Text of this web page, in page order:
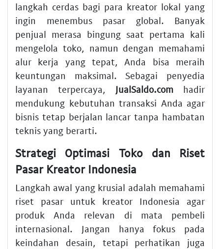
langkah cerdas bagi para kreator lokal yang
ingin menembus pasar global. Banyak
penjual merasa bingung saat pertama kali
mengelola toko, namun dengan memahami
alur kerja yang tepat, Anda bisa meraih
keuntungan maksimal. Sebagai penyedia
layanan terpercaya, JualSaldo.com hadir
mendukung kebutuhan transaksi Anda agar
bisnis tetap berjalan lancar tanpa hambatan
teknis yang berarti.
Strategi Optimasi Toko dan Riset
Pasar Kreator Indonesia
Langkah awal yang krusial adalah memahami
riset pasar untuk kreator Indonesia agar
produk Anda relevan di mata pembeli
internasional. Jangan hanya fokus pada
keindahan desain, tetapi perhatikan juga